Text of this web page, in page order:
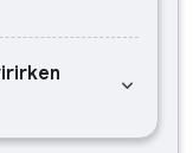
keyboard_arrow_down